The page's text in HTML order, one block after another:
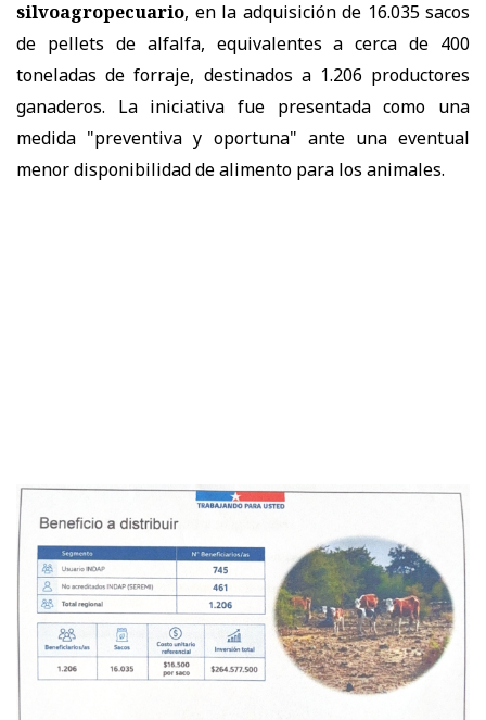
silvoagropecuario, en la adquisición de 16.035 sacos
de pellets de alfalfa, equivalentes a cerca de 400
toneladas de forraje, destinados a 1.206 productores
ganaderos. La iniciativa fue presentada como una
medida "preventiva y oportuna" ante una eventual
menor disponibilidad de alimento para los animales.